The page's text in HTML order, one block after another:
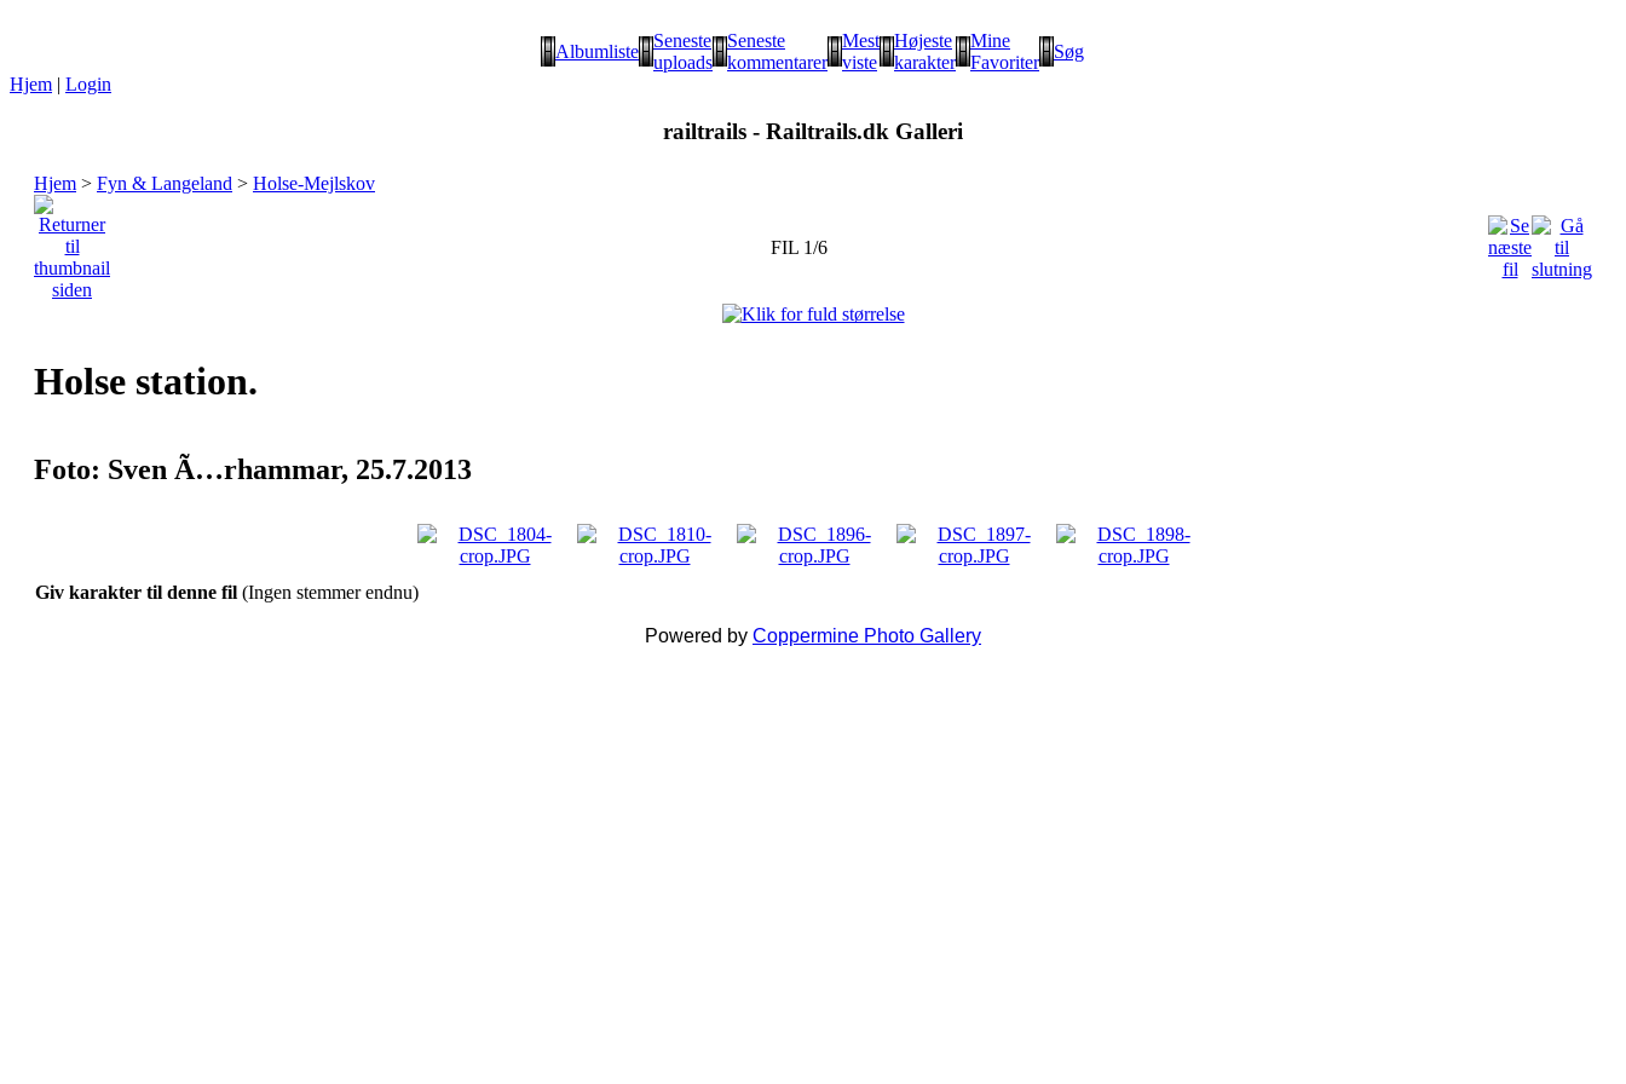
Albumliste
Seneste
uploads
Seneste
kommentarer
Mest
viste
Højeste
karakter
Mine
Favoriter
Søg
Hjem | Login
railtrails - Railtrails.dk Galleri
Hjem > Fyn & Langeland > Holse-Mejlskov
FIL 1/6
Holse station.
Foto: Sven Ã…rhammar, 25.7.2013
Giv karakter til denne fil (Ingen stemmer endnu)
Powered by Coppermine Photo Gallery